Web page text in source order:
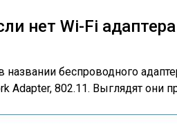
нет Wi-Fi
названии беспроводного
Adapter, 802.11. Выглядят они